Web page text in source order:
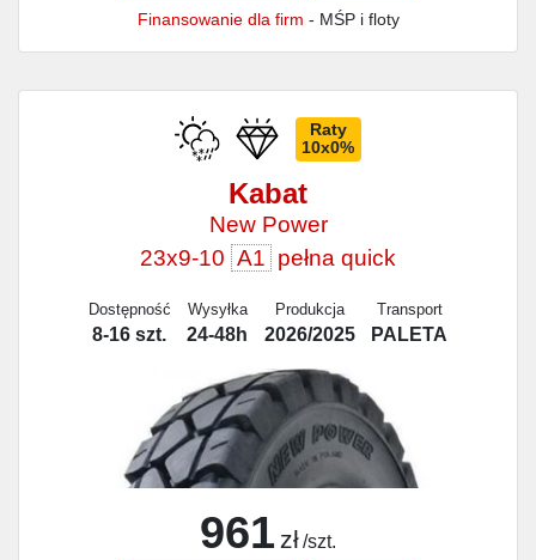
Finansowanie dla firm - MŚP i floty
Raty
10x0%
Kabat
New Power
23x9-10 A1 pełna quick
Dostępność
8-16 szt.
Wysyłka
24-48h
Produkcja
2026/2025
Transport
PALETA
961 zł /szt.